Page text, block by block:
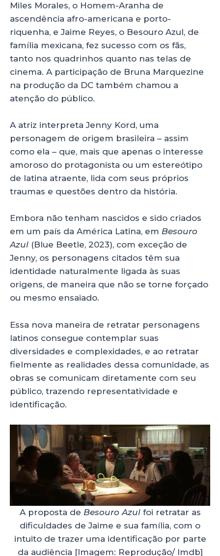
Miles Morales, o Homem-Aranha de
ascendência afro-americana e porto-
riquenha, e Jaime Reyes, o Besouro Azul, de
família mexicana, fez sucesso com os fãs,
tanto nos quadrinhos quanto nas telas de
cinema. A participação de Bruna Marquezine
na produção da DC também chamou a
atenção do público.
A atriz interpreta Jenny Kord, uma
personagem de origem brasileira – assim
como ela – que, mais que apenas o interesse
amoroso do protagonista ou um estereótipo
de latina atraente, lida com seus próprios
traumas e questões dentro da história.
Embora não tenham nascidos e sido criados
em um país da América Latina, em Besouro
Azul (Blue Beetle, 2023), com exceção de
Jenny, os personagens citados têm sua
identidade naturalmente ligada às suas
origens, de maneira que não se torne forçado
ou mesmo ensaiado.
Essa nova maneira de retratar personagens
latinos consegue contemplar suas
diversidades e complexidades, e ao retratar
fielmente as realidades dessa comunidade, as
obras se comunicam diretamente com seu
público, trazendo representatividade e
identificação.
A proposta de Besouro Azulfoi retratar as
dificuldades de Jaime e sua família, com o
intuito de trazer uma identificação por parte
da audiência [Imagem: Reprodução/ Imdb]